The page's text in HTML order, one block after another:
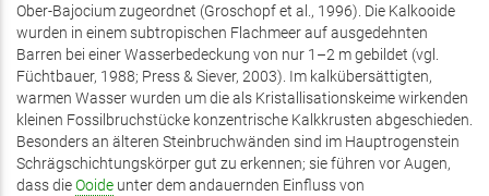
Ober-Bajocium zugeordnet (Groschopf et al., 1996). Die Kalkooide
wurden in einem subtropischen Flachmeer auf ausgedehnten
Barren bei einer Wasserbedeckung von nur 1–2 m gebildet (vgl.
Füchtbauer, 1988; Press & Siever, 2003). Im kalkübersättigten,
warmen Wasser wurden um die als Kristallisationskeime wirkenden
kleinen Fossilbruchstücke konzentrische Kalkkrusten abgeschieden.
Besonders an älteren Steinbruchwänden sind im Hauptrogenstein
Schrägschichtungskörper gut zu erkennen; sie führen vor Augen,
dass dieOoide unter dem andauernden Einfluss von